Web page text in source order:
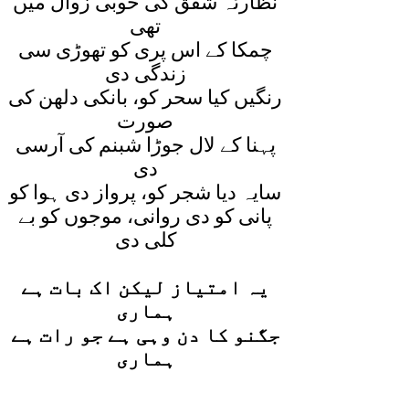
تھی
چمکا کے اس پری کو تھوڑی سی
زندگی دی
رنگيں کيا سحر کو، بانکی دلھن کی
صورت
پہنا کے لال جوڑا شبنم کی آرسی
دی
سايہ ديا شجر کو، پرواز دی ہوا کو
پانی کو دی روانی، موجوں کو بے
کلی دی
يہ امتياز ليکن اک بات ہے
ہماری
جگنو کا دن وہی ہے جو رات ہے
ہماری